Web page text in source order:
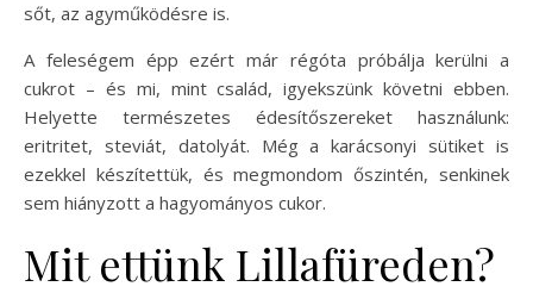
sőt, az agyműködésre is.
A feleségem épp ezért már régóta próbálja kerülni a
cukrot – és mi, mint család, igyekszünk követni ebben.
Helyette természetes édesítőszereket használunk:
eritritet, steviát, datolyát. Még a karácsonyi sütiket is
ezekkel készítettük, és megmondom őszintén, senkinek
sem hiányzott a hagyományos cukor.
Mit ettünk Lillafüreden?